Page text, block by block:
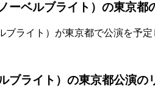
ーベルブライト）の東京都
ブライト）が東京都で公演を予
ブライト）の東京都公演の